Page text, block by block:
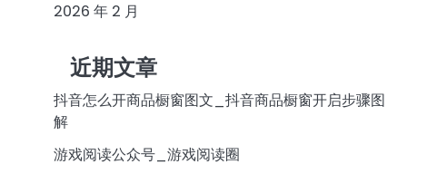
2026 年 2 月
近期文章
抖音怎么开商品橱窗图文_抖音商品橱窗开启步骤图
解
游戏阅读公众号_游戏阅读圈